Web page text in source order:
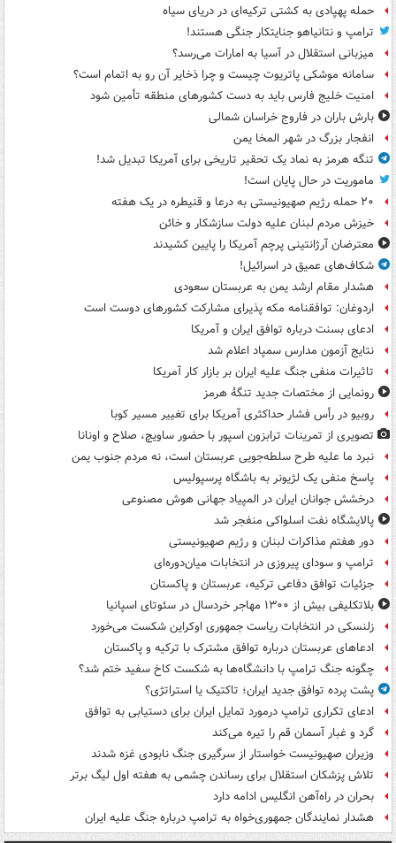
حمله پهپادی به کشتی ترکیه‌ای در دریای سیاه
ترامپ و نتانیاهو جنایتکار جنگی هستند!
میزبانی استقلال در آسیا به امارات می‌رسد؟
سامانه موشکی پاتریوت چیست و چرا ذخایر آن رو به اتمام است؟
امنیت خلیج فارس باید به دست کشورهای منطقه تأمین شود
بارش باران در فاروج خراسان شمالی
انفجار بزرگ در شهر المخا یمن
تنگه هرمز به نماد یک تحقیر تاریخی برای آمریکا تبدیل شد!
ماموریت در حال پایان است!
۲۰ حمله رژیم صهیونیستی به درعا و قنیطره در یک هفته
خیزش مردم لبنان علیه دولت سازشکار و خائن
معترضان آرژانتینی پرچم آمریکا را پایین کشیدند
شکاف‌های عمیق در اسرائیل!
هشدار مقام ارشد یمن به عربستان سعودی
اردوغان: توافقنامه مکه پذیرای مشارکت کشورهای دوست است
ادعای بسنت درباره توافق ایران و آمریکا
نتایج آزمون مدارس سمپاد اعلام شد
تاثیرات منفی جنگ علیه ایران بر بازار کار آمریکا
رونمایی از مختصات جدید تنگۀ هرمز
روبیو در رأس فشار حداکثری آمریکا برای تغییر مسیر کوبا
تصویری از تمرینات ترابزون اسپور با حضور ساویچ، صلاح و اونانا
نبرد ما علیه طرح سلطه‌جویی عربستان است، نه مردم جنوب یمن
پاسخ منفی یک لژیونر به باشگاه پرسپولیس
درخشش جوانان ایران در المپیاد جهانی هوش مصنوعی
پالایشگاه نفت اسلواکی منفجر شد
دور هفتم مذاکرات لبنان و رژیم صهیونیستی
ترامپ و سودای پیروزی در انتخابات میان‌دوره‌ای
جزئیات توافق دفاعی ترکیه، عربستان و پاکستان
بلاتکلیفی بیش از ۱۳۰۰ مهاجر خردسال در سئوتای اسپانیا
زلنسکی در انتخابات ریاست جمهوری اوکراین شکست می‌خورد
ادعاهای عربستان درباره توافق مشترک با ترکیه و پاکستان
چگونه جنگ ترامپ با دانشگاه‌ها به شکست کاخ سفید ختم شد؟
پشت پرده توافق جدید ایران؛ تاکتیک یا استراتژی؟
ادعای تکراری ترامپ درمورد تمایل ایران برای دستیابی به توافق
گرد و غبار آسمان قم را تیره می‌کند
وزیران صهیونیست خواستار از سرگیری جنگ نابودی غزه شدند
تلاش پزشکان استقلال برای رساندن چشمی به هفته اول لیگ برتر
بحران در راه‌آهن انگلیس ادامه دارد
هشدار نمایندگان جمهوری‌خواه به ترامپ درباره جنگ علیه ایران